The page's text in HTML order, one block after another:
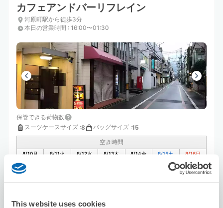
This website uses cookies
カフェアンドバーリフレイン
河原町駅から徒歩3分
本日の営業時間 : 16:00〜01:30
保管できる荷物数
スーツケースサイズ :8 バッグサイズ :15
空き時間
8/10月 8/11火 8/12水 8/13木 8/14金 8/15土 8/16日